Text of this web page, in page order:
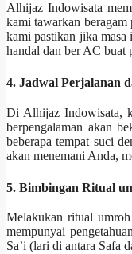
Alhijaz Indowisata
kami tawarkan beragam
kami pastikan jika masa
handal dan ber AC buat
4. Jadwal Perjalanan
Di Alhijaz Indowisata,
berpengalaman akan
beberapa tempat suci
akan menemani Anda,
5. Bimbingan Ritual
Melakukan ritual
mempunyai
Sa’i (lari di antara Safa